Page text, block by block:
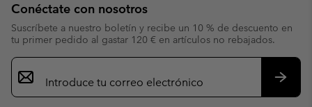
Conéctate con nosotros
Suscríbete a nuestro boletín y recibe un 10 % de descuento en
tu primer pedido al gastar 120 € en artículos no rebajados.
Suscripción
de
correo